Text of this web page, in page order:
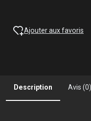
Ajouter aux favoris
Description Avis (0)